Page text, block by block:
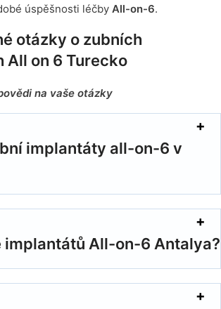
úspěšnosti léčby All-on-6.
otázky o zubních
All on 6 Turecko
na vaše otázky
implantáty all-on-6 v
implantátů All-on-6 Antalya?